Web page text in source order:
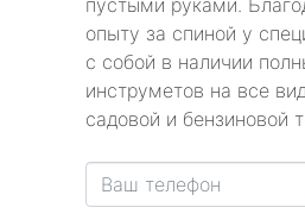
пустыми руками.
опыту за спиной у
с собой в наличии
инструметов на все
садовой и бензиновой